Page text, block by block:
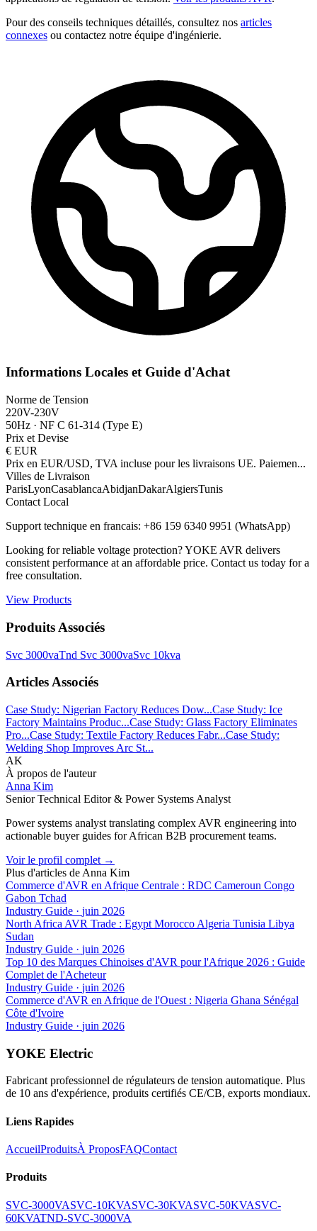
Pour des conseils techniques détaillés, consultez nos articles
connexes ou contactez notre équipe d'ingénierie.
Informations Locales et Guide d'Achat
Norme de Tension
220V-230V
50Hz · NF C 61-314 (Type E)
Prix et Devise
€ EUR
Prix en EUR/USD, TVA incluse pour les livraisons UE. Paiemen...
Villes de Livraison
ParisLyonCasablancaAbidjanDakarAlgiersTunis
Contact Local
Support technique en francais: +86 159 6340 9951 (WhatsApp)
Looking for reliable voltage protection? YOKE AVR delivers
consistent performance at an affordable price. Contact us today for a
free consultation.
View Products
Produits Associés
Svc 3000vaTnd Svc 3000vaSvc 10kva
Articles Associés
Case Study: Nigerian Factory Reduces Dow...Case Study: Ice
Factory Maintains Produc...Case Study: Glass Factory Eliminates
Pro...Case Study: Textile Factory Reduces Fabr...Case Study:
Welding Shop Improves Arc St...
AK
À propos de l'auteur
Anna Kim
Senior Technical Editor & Power Systems Analyst
Power systems analyst translating complex AVR engineering into
actionable buyer guides for African B2B procurement teams.
Voir le profil complet →
Plus d'articles de Anna Kim
Commerce d'AVR en Afrique Centrale : RDC Cameroun Congo
Gabon Tchad
Industry Guide · juin 2026
North Africa AVR Trade : Egypt Morocco Algeria Tunisia Libya
Sudan
Industry Guide · juin 2026
Top 10 des Marques Chinoises d'AVR pour l'Afrique 2026 : Guide
Complet de l'Acheteur
Industry Guide · juin 2026
Commerce d'AVR en Afrique de l'Ouest : Nigeria Ghana Sénégal
Côte d'Ivoire
Industry Guide · juin 2026
YOKE Electric
Fabricant professionnel de régulateurs de tension automatique. Plus
de 10 ans d'expérience, produits certifiés CE/CB, exports mondiaux.
Liens Rapides
AccueilProduitsÀ ProposFAQContact
Produits
SVC-3000VASVC-10KVASVC-30KVASVC-50KVASVC-
60KVATND-SVC-3000VA